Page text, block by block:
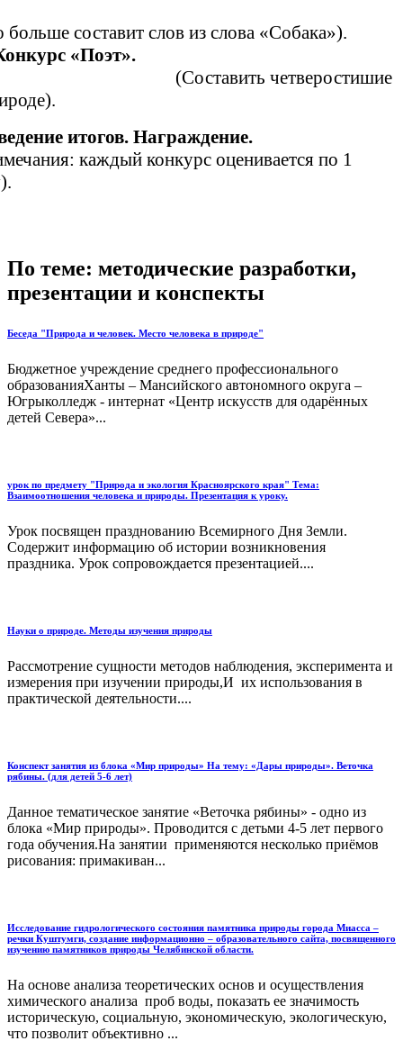
составит слов из слова «Собака»).
«Поэт».
(Составить четверостишие
итогов. Награждение.
каждый конкурс оценивается по 1
По теме: методические разработки,
презентации и конспекты
Беседа "Природа и человек. Место человека в природе"
Бюджетное учреждение среднего профессионального
образованияХанты – Мансийского автономного округа –
Югрыколледж - интернат «Центр искусств для одарённых
детей Севера»...
урок по предмету "Природа и экология Красноярского края" Тема:
Взаимоотношения человека и природы. Презентация к уроку.
Урок посвящен празднованию Всемирного Дня Земли.
Содержит информацию об истории возникновения
праздника. Урок сопровождается презентацией....
Науки о природе. Методы изучения природы
Рассмотрение сущности методов наблюдения, эксперимента и
измерения при изучении природы,И их использования в
практической деятельности....
Конспект занятия из блока «Мир природы» На тему: «Дары природы». Веточка
рябины. (для детей 5-6 лет)
Данное тематическое занятие «Веточка рябины» - одно из
блока «Мир природы». Проводится с детьми 4-5 лет первого
года обучения.На занятии применяются несколько приёмов
рисования: примакиван...
Исследование гидрологического состояния памятника природы города Миасса –
речки Куштумги, создание информационно – образовательного сайта, посвященного
изучению памятников природы Челябинской области.
На основе анализа теоретических основ и осуществления
химического анализа проб воды, показать ее значимость
историческую, социальную, экономическую, экологическую,
что позволит объективно ...